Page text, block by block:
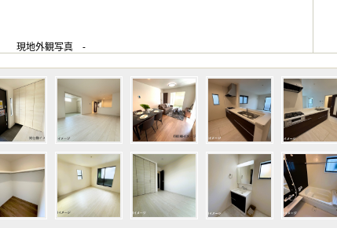
現地外観写真 -